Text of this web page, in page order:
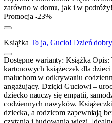
zarówno w domu, jak i w podróży!
Promocja -23%
Książka To ja, Gucio! Dzień dobry
Dostępne warianty: Książka Opis:
kartonowych książeczek dla
maluchom w odkrywaniu
angażujący. Dzięki Guciowi –
dziecko nauczy się empatii,
codziennych nawyków.
dziecka, a rodzicom zapewniają
czytania i budowania więzi.